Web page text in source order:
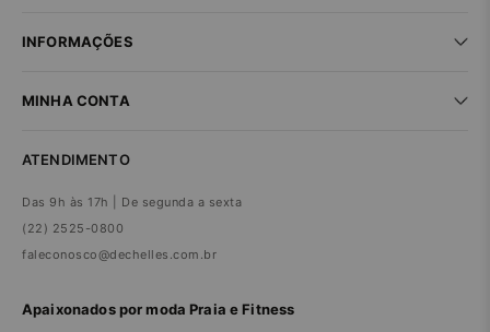
Encontre uma loja
INFORMAÇÕES
Trocas e devoluções
MINHA CONTA
Meus pedidos
ATENDIMENTO
Das 9h às 17h | De segunda a sexta
(22) 2525-0800
faleconosco@dechelles.com.br
Apaixonados por moda Praia e Fitness